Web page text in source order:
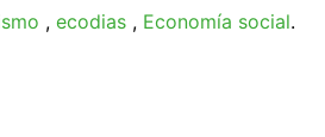
, ecodias , Economía social.